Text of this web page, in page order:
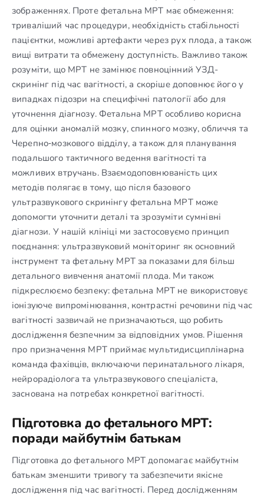
зображеннях. Проте фетальна МРТ має обмеження:
триваліший час процедури, необхідність стабільності
пацієнтки, можливі артефакти через рух плода, а також
вищі витрати та обмежену доступність. Важливо також
розуміти, що МРТ не замінює повноцінний УЗД-
скринінг під час вагітності, а скоріше доповнює його у
випадках підозри на специфічні патології або для
уточнення діагнозу. Фетальна МРТ особливо корисна
для оцінки аномалій мозку, спинного мозку, обличчя та
Черепно‑мозкового відділу, а також для планування
подальшого тактичного ведення вагітності та
можливих втручань. Взаємодоповнюваність цих
методів полягає в тому, що після базового
ультразвукового скринінгу фетальна МРТ може
допомогти уточнити деталі та зрозуміти сумнівні
діагнози. У нашій клініці ми застосовуємо принцип
поєднання: ультразвуковий моніторинг як основний
інструмент та фетальну МРТ за показами для більш
детального вивчення анатомії плода. Ми також
підкреслюємо безпеку: фетальна МРТ не використовує
іонізуюче випромінювання, контрастні речовини під час
вагітності зазвичай не призначаються, що робить
дослідження безпечним за відповідних умов. Рішення
про призначення МРТ приймає мультидисциплінарна
команда фахівців, включаючи перинатального лікаря,
нейрорадіолога та ультразвукового спеціаліста,
заснована на потребах конкретної вагітності.
Підготовка до фетального МРТ:
поради майбутнім батькам
Підготовка до фетального МРТ допомагає майбутнім
батькам зменшити тривогу та забезпечити якісне
дослідження під час вагітності. Перед дослідженням